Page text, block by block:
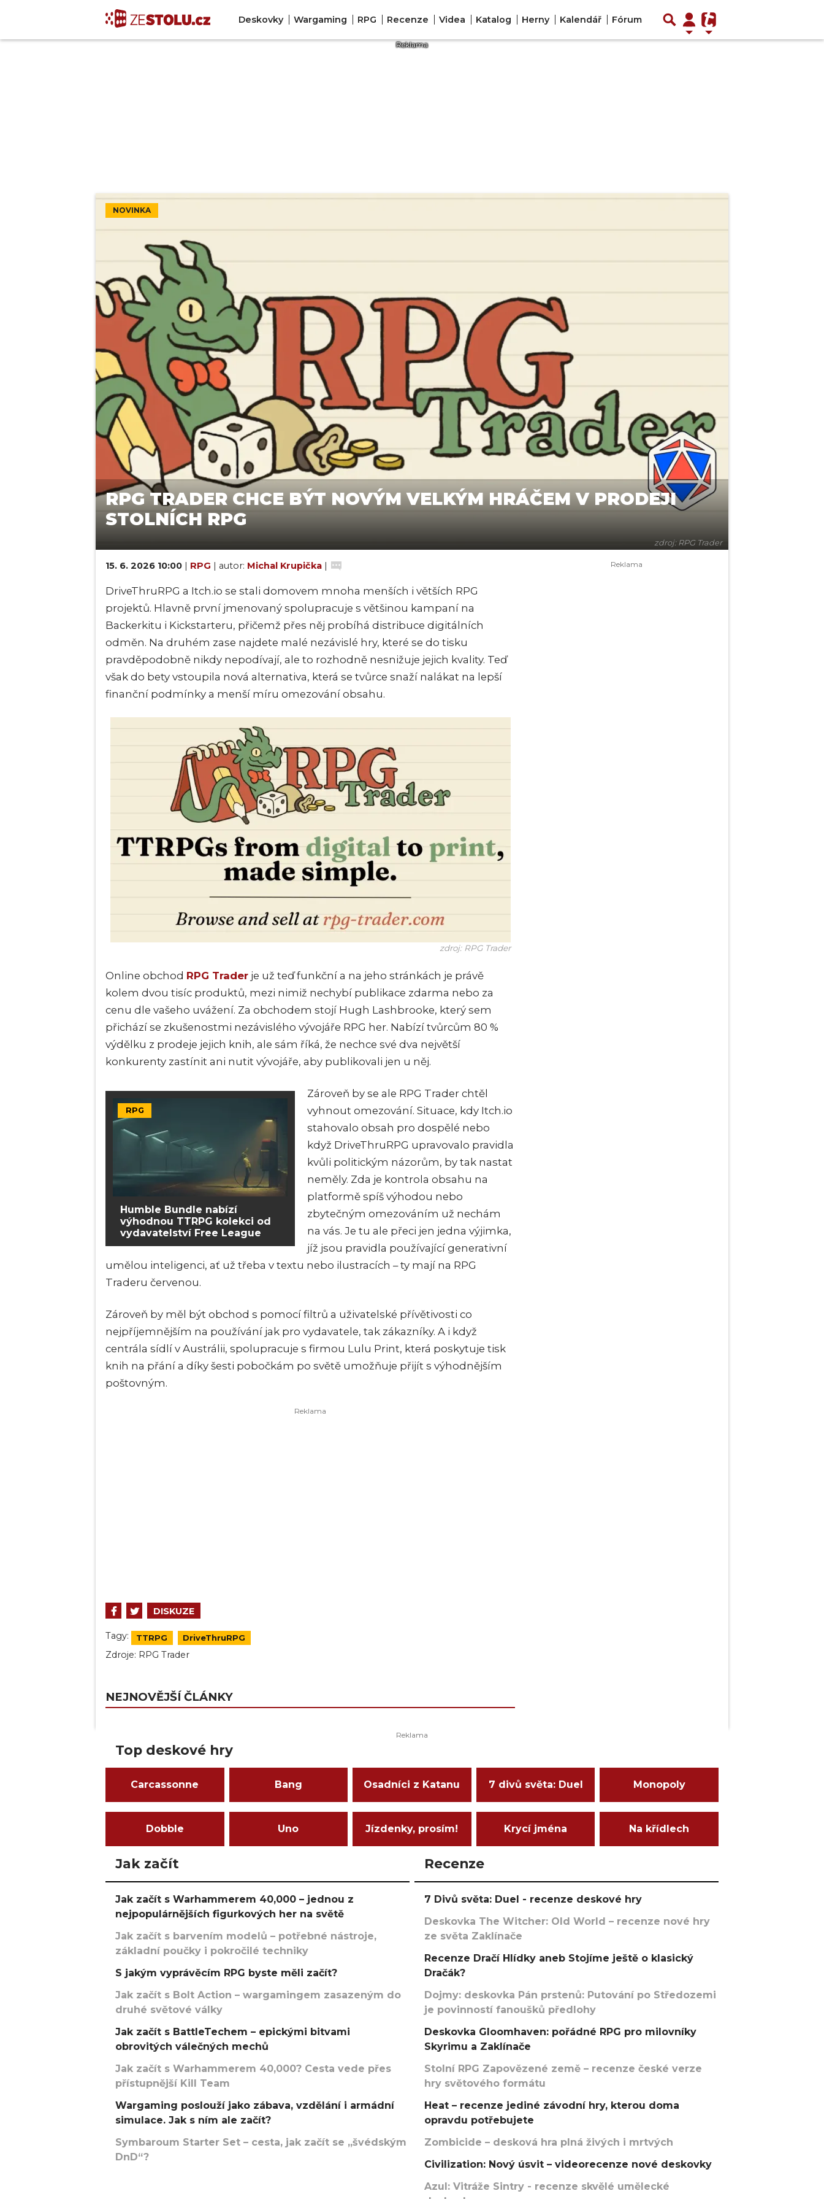
Deskovky Wargaming RPG Recenze Videa Katalog Herny Kalendář Fórum
NOVINKA
zdroj: RPG Trader
RPG TRADER CHCE BÝT NOVÝM VELKÝM HRÁČEM V PRODEJI
STOLNÍCH RPG
15. 6. 2026 10:00 | RPG | autor: Michal Krupička |
DriveThruRPG a Itch.io se stali domovem mnoha menších i větších RPG
projektů. Hlavně první jmenovaný spolupracuje s většinou kampaní na
Backerkitu i Kickstarteru, přičemž přes něj probíhá distribuce digitálních
odměn. Na druhém zase najdete malé nezávislé hry, které se do tisku
pravděpodobně nikdy nepodívají, ale to rozhodně nesnižuje jejich kvality. Teď
však do bety vstoupila nová alternativa, která se tvůrce snaží nalákat na lepší
finanční podmínky a menší míru omezování obsahu.
zdroj: RPG Trader
Online obchod RPG Trader je už teď funkční a na jeho stránkách je právě
kolem dvou tisíc produktů, mezi nimiž nechybí publikace zdarma nebo za
cenu dle vašeho uvážení. Za obchodem stojí Hugh Lashbrooke, který sem
přichází se zkušenostmi nezávislého vývojáře RPG her. Nabízí tvůrcům 80 %
výdělku z prodeje jejich knih, ale sám říká, že nechce své dva největší
konkurenty zastínit ani nutit vývojáře, aby publikovali jen u něj.
RPG
Humble Bundle nabízí
výhodnou TTRPG kolekci od
vydavatelství Free League
Zároveň by se ale RPG Trader chtěl
vyhnout omezování. Situace, kdy Itch.io
stahovalo obsah pro dospělé nebo
když DriveThruRPG upravovalo pravidla
kvůli politickým názorům, by tak nastat
neměly. Zda je kontrola obsahu na
platformě spíš výhodou nebo
zbytečným omezováním už nechám
na vás. Je tu ale přeci jen jedna výjimka,
jíž jsou pravidla používající generativní
umělou inteligenci, ať už třeba v textu nebo ilustracích – ty mají na RPG
Traderu červenou.
Zároveň by měl být obchod s pomocí filtrů a uživatelské přívětivosti co
nejpříjemnějším na používání jak pro vydavatele, tak zákazníky. A i když
centrála sídlí v Austrálii, spolupracuje s firmou Lulu Print, která poskytuje tisk
knih na přání a díky šesti pobočkám po světě umožňuje přijít s výhodnějším
poštovným.
DISKUZE
Tagy: TTRPG DriveThruRPG
Zdroje: RPG Trader
NEJNOVĚJŠÍ ČLÁNKY
Top deskové hry
Carcassonne Bang Osadníci z Katanu 7 divů světa: Duel Monopoly
Dobble Uno Jízdenky, prosím! Krycí jména Na křídlech
Jak začít
Jak začít s Warhammerem 40,000 – jednou z
nejpopulárnějších figurkových her na světě
Jak začít s barvením modelů – potřebné nástroje,
základní poučky i pokročilé techniky
S jakým vyprávěcím RPG byste měli začít?
Jak začít s Bolt Action – wargamingem zasazeným do
druhé světové války
Jak začít s BattleTechem – epickými bitvami
obrovitých válečných mechů
Jak začít s Warhammerem 40,000? Cesta vede přes
přístupnější Kill Team
Wargaming poslouží jako zábava, vzdělání i armádní
simulace. Jak s ním ale začít?
Symbaroum Starter Set – cesta, jak začít se „švédským
DnD“?
Recenze
7 Divů světa: Duel - recenze deskové hry
Deskovka The Witcher: Old World – recenze nové hry
ze světa Zaklínače
Recenze Dračí Hlídky aneb Stojíme ještě o klasický
Dračák?
Dojmy: deskovka Pán prstenů: Putování po Středozemi
je povinností fanoušků předlohy
Deskovka Gloomhaven: pořádné RPG pro milovníky
Skyrimu a Zaklínače
Stolní RPG Zapovězené země – recenze české verze
hry světového formátu
Heat – recenze jediné závodní hry, kterou doma
opravdu potřebujete
Zombicide – desková hra plná živých i mrtvých
Civilization: Nový úsvit – videorecenze nové deskovky
Azul: Vitráže Sintry - recenze skvělé umělecké